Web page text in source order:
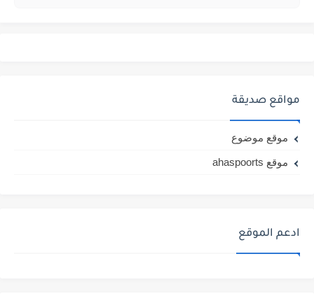
مواقع صديقة
موقع موضوع
موقع ahaspoorts
ادعم الموقع